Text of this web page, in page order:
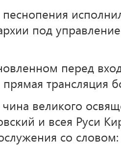
под
перед
прямая трансляция
великого
и всея Руси
со словом: